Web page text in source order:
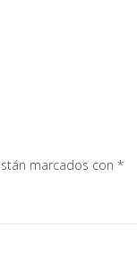
marcados con *